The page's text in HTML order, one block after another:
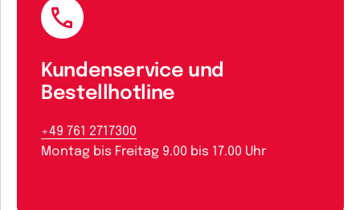
Kundenservice und
Bestellhotline
+49 761 2717300
Montag bis Freitag 9.00 bis 17.00 Uhr